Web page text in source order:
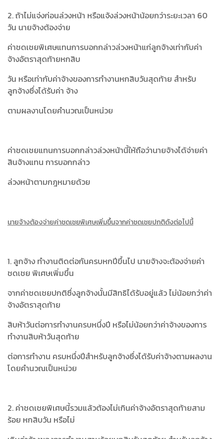
2. ถ้าไม่แจ่งก่อนล่วงหน้า หรือแจ้งล่วงหน้าน้อยกว่าระยะเวลา 60
วัน นายจ้างต้องจ่าย
ค่าชดเชยพิเศษแทนการบอกกล่าวล่วงหน้าแก่ลูกจ้างเท่ากับค่า
จ้างอัตราสุดท้ายหกสิบ
วัน หรือเท่ากับค่าจ้างของการทำงานหกสิบวันสุดท้าย สำหรับ
ลูกจ้างซึ่งได้รับค่า จ้าง
ตามผลงานโดยคำนวณเป็นหน่วย
ค่าชดเชยแทนการบอกกล่าวล่วงหน้านี้ให้ถือว่านายจ้างได้จ่ายค่า
สินจ้างแทน การบอกกล่าว
ล่วงหน้าตามกฎหมายด้วย
นายจ้างต้องจ่ายค่าชดเชยพิเศษเพิ่มขึ้นจากค่าชดเชยปกติดังต่อไปนี้
1. ลูกจ้าง ทำงานติดต่อกันครบหกปีขึ้นไป นายจ้างจะต้องจ่ายค่า
ชดเชย พิเศษเพิ่มขึ้น
จากค่าชดเชยปกติซึ่งลูกจ้างนั้นมีสิทธิได้รับอยู่แล้ว ไม่น้อยกว่าค่า
จ้างอัตราสุดท้าย
สิบห้าวันต่อการทำงานครบหนึ่งปี หรือไม่น้อยกว่าค่าจ้างของการ
ทำงานสิบห้าวันสุดท้าย
ต่อการทำงาน ครบหนึ่งปีสำหรับลูกจ้างซึ่งได้รับค่าจ้างตามผลงาน
โดยคำนวณเป็นหน่วย
2. ค่าชดเชยพิเศษนี้รวมแล้วต้องไม่เกินค่าจ้างอัตราสุดท้ายสาม
ร้อย หกสิบวัน หรือไม่